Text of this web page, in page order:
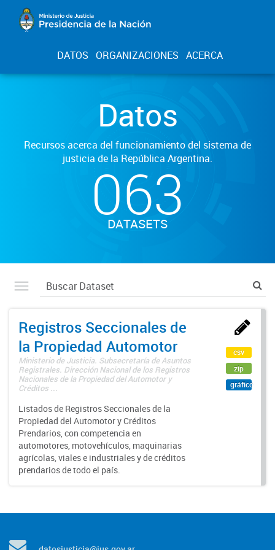
DATOS ORGANIZACIONES ACERCA
Datos
Recursos acerca del funcionamiento del sistema de
justicia de la República Argentina.
063
DATASETS
Registros Seccionales de
la Propiedad Automotor
Ministerio de Justicia. Subsecretaría de Asuntos
Registrales. Dirección Nacional de los Registros
Nacionales de la Propiedad del Automotor y
Créditos ...
Listados de Registros Seccionales de la
Propiedad del Automotor y Créditos
Prendarios, con competencia en
automotores, motovehículos, maquinarias
agrícolas, viales e industriales y de créditos
prendarios de todo el país.
csv
zip
gráfico